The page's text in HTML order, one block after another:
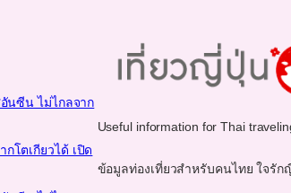
อันซีน ไม่ไกลจาก
โตเกียวได้ เปิด
Useful information for Thai
ข้อมูลท่องเที่ยวสำหรับคนไทย ใจรั